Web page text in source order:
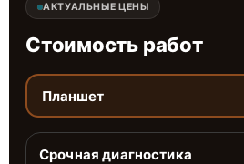
АКТУАЛЬНЫЕ ЦЕНЫ
Стоимость работ
Планшет
Срочная диагностика